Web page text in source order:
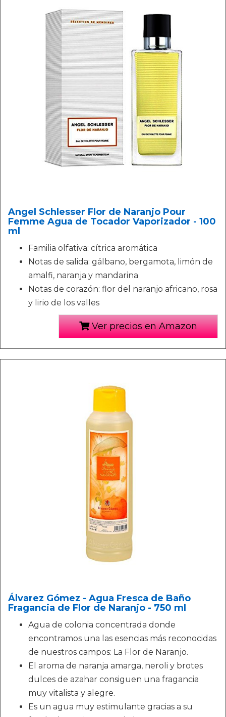
Angel Schlesser Flor de Naranjo Pour
Femme Agua de Tocador Vaporizador - 100
ml
Familia olfativa: cítrica aromática
Notas de salida: gálbano, bergamota, limón de
amalfi, naranja y mandarina
Notas de corazón: flor del naranjo africano, rosa
y lirio de los valles
Ver precios en Amazon
Álvarez Gómez - Agua Fresca de Baño
Fragancia de Flor de Naranjo - 750 ml
Agua de colonia concentrada donde
encontramos una las esencias más reconocidas
de nuestros campos: La Flor de Naranjo.
El aroma de naranja amarga, neroli y brotes
dulces de azahar consiguen una fragancia
muy vitalista y alegre.
Es un agua muy estimulante gracias a su